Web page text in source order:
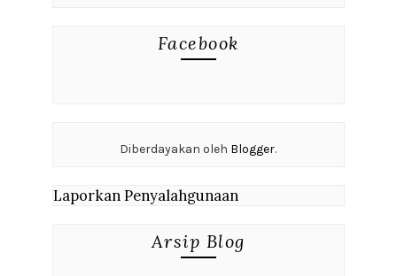
Facebook
Diberdayakan oleh Blogger.
Laporkan Penyalahgunaan
Arsip Blog